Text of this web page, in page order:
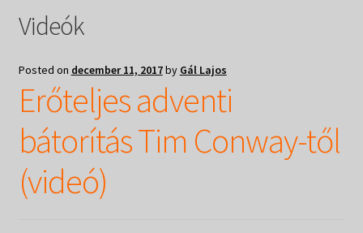
Kiadványok
Táborok
Csendesnapok
child
menu
Videók
Posted on december 11, 2017by Gál Lajos
Erőteljes adventi
bátorítás Tim Conway-től
(videó)